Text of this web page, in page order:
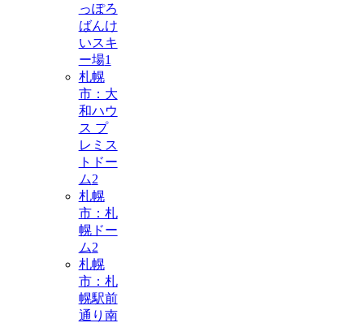
っぽろ
ばんけ
いスキ
ー場1
札幌
市：大
和ハウ
ス プ
レミス
トドー
ム2
札幌
市：札
幌ドー
ム2
札幌
市：札
幌駅前
通り南